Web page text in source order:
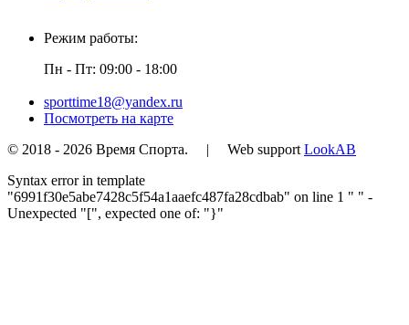
Режим работы:
Пн - Пт: 09:00 - 18:00
sporttime18@yandex.ru
Посмотреть на карте
© 2018 - 2026 Время Спорта. | Web support LookAB
Syntax error in template
"6991f30e5abe7428c5f54a1aaefc487fa28cdbab" on line 1 " " -
Unexpected "[", expected one of: "}"